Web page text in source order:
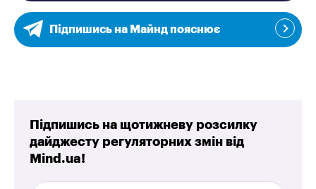
Підпишись на Майнд пояснює
Підпишись на щотижневу розсилку
дайджесту регуляторних змін від
Mind.ua!